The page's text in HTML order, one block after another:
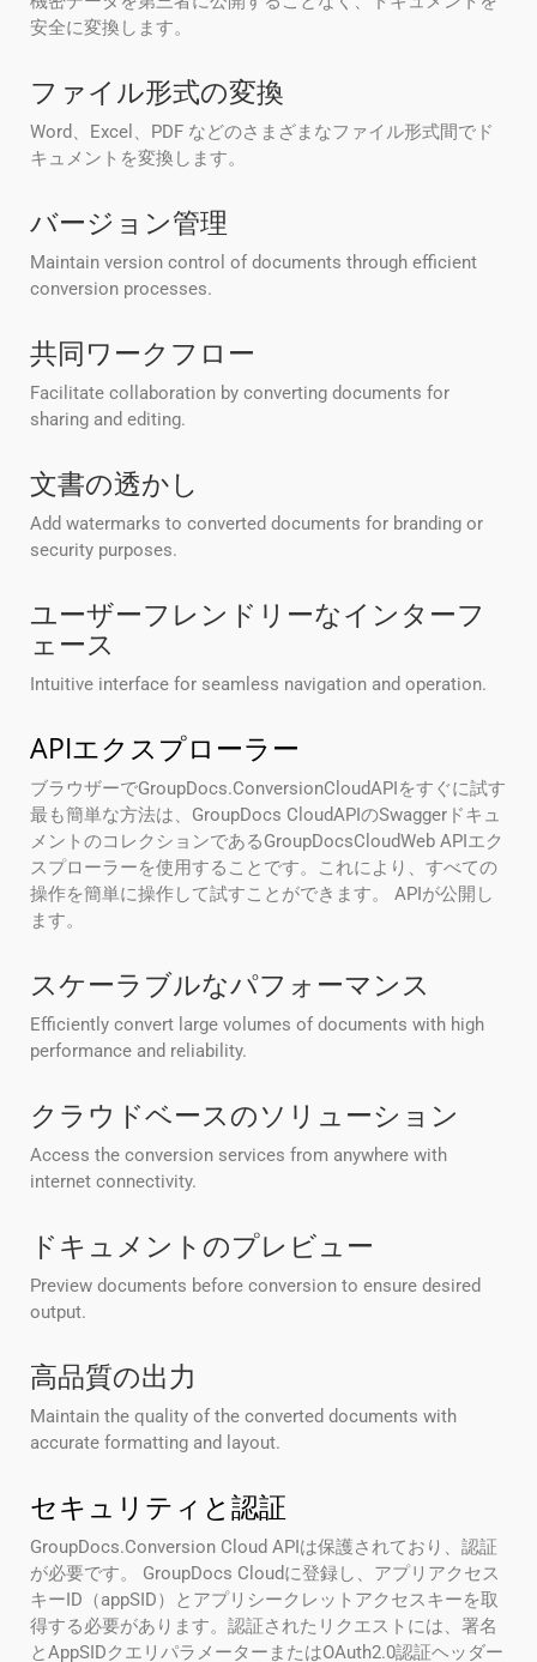
安全に変換します。
ファイル形式の変換
Word、Excel、PDF などのさまざまなファイル形式間でド
キュメントを変換します。
バージョン管理
Maintain version control of documents through efficient
conversion processes.
共同ワークフロー
Facilitate collaboration by converting documents for
sharing and editing.
文書の透かし
Add watermarks to converted documents for branding or
security purposes.
ユーザーフレンドリーなインターフ
ェース
Intuitive interface for seamless navigation and operation.
APIエクスプローラー
ブラウザーでGroupDocs.ConversionCloudAPIをすぐに試す
最も簡単な方法は、GroupDocs CloudAPIのSwaggerドキュ
メントのコレクションであるGroupDocsCloudWeb APIエク
スプローラーを使用することです。これにより、すべての
操作を簡単に操作して試すことができます。 APIが公開し
ます。
スケーラブルなパフォーマンス
Efficiently convert large volumes of documents with high
performance and reliability.
クラウドベースのソリューション
Access the conversion services from anywhere with
internet connectivity.
ドキュメントのプレビュー
Preview documents before conversion to ensure desired
output.
高品質の出力
Maintain the quality of the converted documents with
accurate formatting and layout.
セキュリティと認証
GroupDocs.Conversion Cloud APIは保護されており、認証
が必要です。 GroupDocs Cloudに登録し、アプリアクセス
キーID（appSID）とアプリシークレットアクセスキーを取
得する必要があります。認証されたリクエストには、署名
とAppSIDクエリパラメーターまたはOAuth2.0認証ヘッダー